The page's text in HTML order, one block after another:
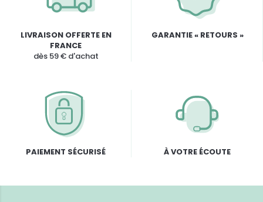
LIVRAISON OFFERTE EN
FRANCE
dès 59 € d'achat
GARANTIE « RETOURS »
PAIEMENT SÉCURISÉ À VOTRE ÉCOUTE